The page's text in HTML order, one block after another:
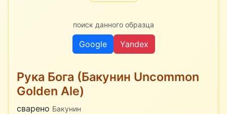
поиск данного образца
Google Yandex
Рука Бога (Бакунин Uncommon
Golden Ale)
сварено Бакунин